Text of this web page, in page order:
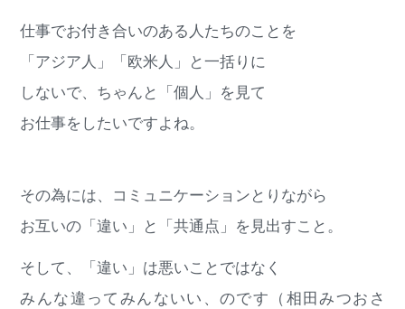
仕事でお付き合いのある人たちのことを
「アジア人」「欧米人」と一括りに
しないで、ちゃんと「個人」を見て
お仕事をしたいですよね。
その為には、コミュニケーションとりながら
お互いの「違い」と「共通点」を見出すこと。
そして、「違い」は悪いことではなく
みんな違ってみんないい、のです（相田みつおさ